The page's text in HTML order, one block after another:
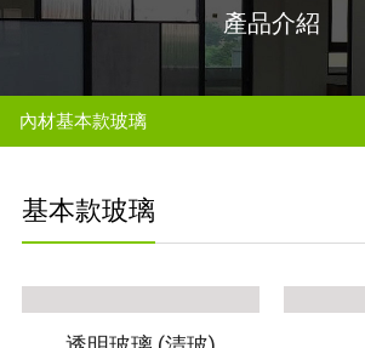
產品介紹
內材基本款玻璃
基本款玻璃